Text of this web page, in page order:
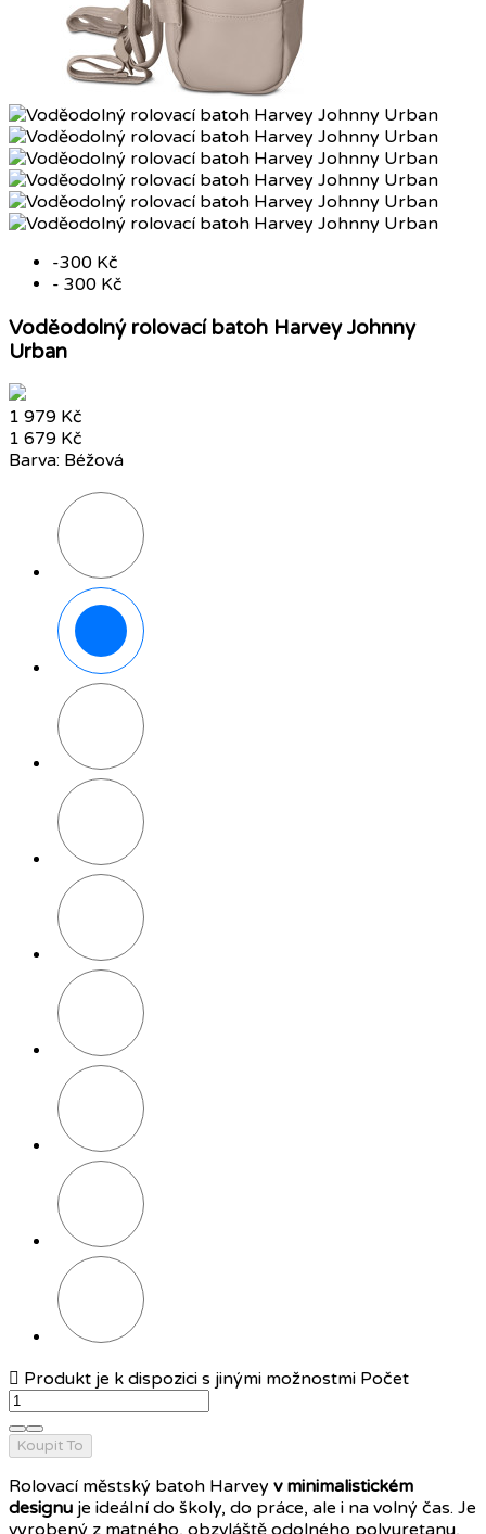
-300 Kč
- 300 Kč
Voděodolný rolovací batoh Harvey Johnny
Urban
1 979 Kč
1 679 Kč
Barva: Béžová
 Produkt je k dispozici s jinými možnostmi Počet
Koupit To
Rolovací městský batoh Harvey v minimalistickém
designu je ideální do školy, do práce, ale i na volný čas. Je